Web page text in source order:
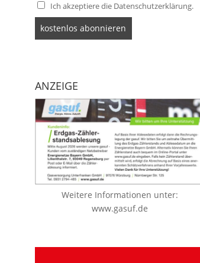
Ich akzeptiere die Datenschutzerklärung.
ANZEIGE
Weitere Informationen unter:
www.gasuf.de